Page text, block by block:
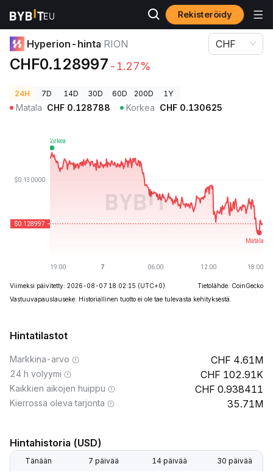
Rekisteröidy
Kryptohinnat
Hyperion-hinta RION
CHF0.128997 -1.27%
CHF
24H 7D 14D 30D 60D 200D 1Y
Matala CHF 0.128788 Korkea CHF 0.130625
Viimeksi päivitetty: 2026-08-07 18:02:15 (UTC+0)
Tietolähde: CoinGecko
Vastuuvapauslauseke: Historiallinen tuotto ei ole tae tulevasta kehityksestä.
Hintatilastot
Markkina-arvo 4.61M
24 h volyymi 102.91K
Kaikkien aikojen huippu 0.938411
Kierrossa oleva tarjonta 35.71M
Hintahistoria (USD)
Tänään 7 päivää 14 päivää 30 päivää